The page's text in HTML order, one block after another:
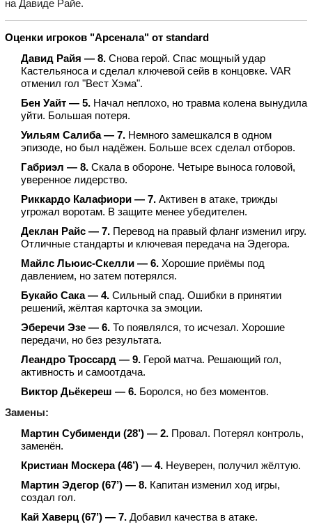
на Давиде Райе.
Оценки игроков "Арсенала" от standard
Давид Райя — 8. Снова герой. Спас мощный удар
Кастельяноса и сделал ключевой сейв в концовке. VAR
отменил гол "Вест Хэма".
Бен Уайт — 5. Начал неплохо, но травма колена вынудила
уйти. Большая потеря.
Уильям Салиба — 7. Немного замешкался в одном
эпизоде, но был надёжен. Больше всех сделал отборов.
Габриэл — 8. Скала в обороне. Четыре выноса головой,
уверенное лидерство.
Риккардо Калафиори — 7. Активен в атаке, трижды
угрожал воротам. В защите менее убедителен.
Деклан Райс — 7. Перевод на правый фланг изменил игру.
Отличные стандарты и ключевая передача на Эдегора.
Майлс Льюис‑Скелли — 6. Хорошие приёмы под
давлением, но затем потерялся.
Букайо Сака — 4. Сильный спад. Ошибки в принятии
решений, жёлтая карточка за эмоции.
Эберечи Эзе — 6. То появлялся, то исчезал. Хорошие
передачи, но без результата.
Леандро Троссард — 9. Герой матча. Решающий гол,
активность и самоотдача.
Виктор Дьёкереш — 6. Боролся, но без моментов.
Замены:
Мартин Субименди (28’) — 2. Провал. Потерял контроль,
заменён.
Кристиан Москера (46’) — 4. Неуверен, получил жёлтую.
Мартин Эдегор (67’) — 8. Капитан изменил ход игры,
создал гол.
Кай Хаверц (67’) — 7. Добавил качества в атаке.